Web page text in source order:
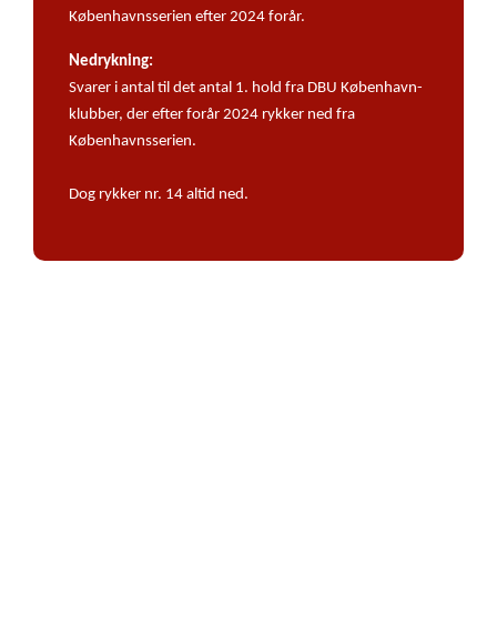
Københavnsserien efter 2024 forår.
Nedrykning:
Svarer i antal til det antal 1. hold fra DBU København-
klubber, der efter forår 2024 rykker ned fra
Københavnsserien.
Dog rykker nr. 14 altid ned.